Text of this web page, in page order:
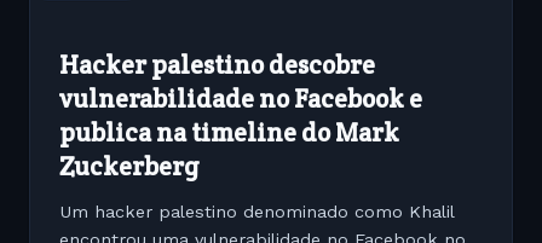
Hacker palestino descobre
vulnerabilidade no Facebook e
publica na timeline do Mark
Zuckerberg
Um hacker palestino denominado como Khalil